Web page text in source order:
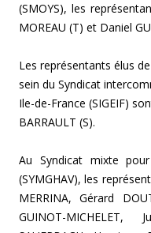
(SMOYS), les
MOREAU (T) et Daniel
Les représentants élus de
sein du Syndicat
Ile-de-France (SIGEIF)
BARRAULT (S).
Au Syndicat mixte
(SYMGHAV), les
MERRINA,Gérard
GUINOT-MICHELET,